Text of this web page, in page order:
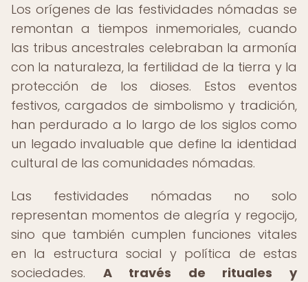
Los orígenes de las festividades nómadas se
remontan a tiempos inmemoriales, cuando
las tribus ancestrales celebraban la armonía
con la naturaleza, la fertilidad de la tierra y la
protección de los dioses. Estos eventos
festivos, cargados de simbolismo y tradición,
han perdurado a lo largo de los siglos como
un legado invaluable que define la identidad
cultural de las comunidades nómadas.
Las festividades nómadas no solo
representan momentos de alegría y regocijo,
sino que también cumplen funciones vitales
en la estructura social y política de estas
sociedades. A través de rituales y